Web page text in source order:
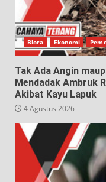
Blora Ekonomi
Tak Ada Angin
Mendadak Ambruk
Akibat Kayu Lapuk
4 Agustus 2026